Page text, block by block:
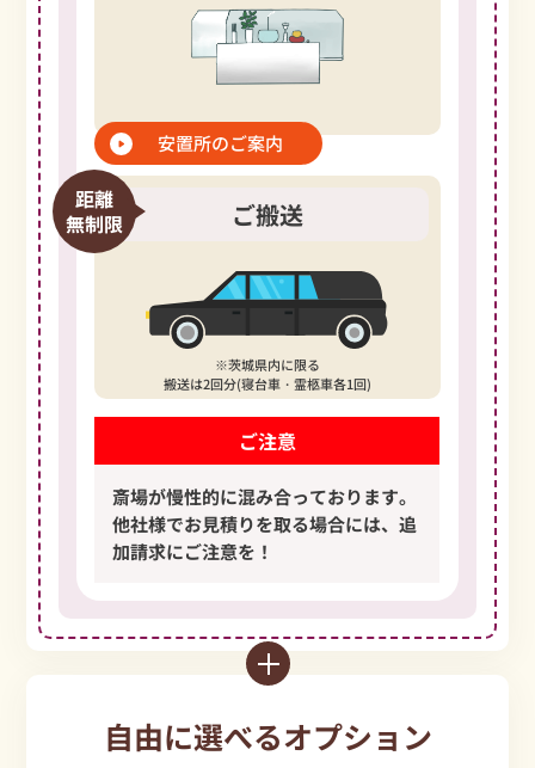
安置所のご案内
距離
無制限
ご搬送
※茨城県内に限る
搬送は2回分(寝台車・霊柩車各1回)
ご注意
斎場が慢性的に混み合っております。
他社様でお見積りを取る場合には、追
加請求にご注意を！
自由に選べるオプション